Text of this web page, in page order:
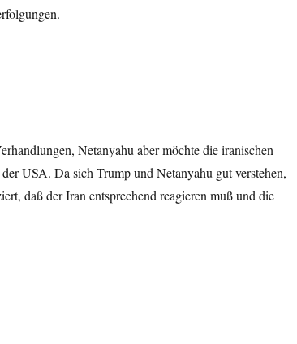
Netanyahu aber möchte die iranischen
USA. Da sich Trump und Netanyahu gut verstehen,
daß der Iran entsprechend reagieren muß und die